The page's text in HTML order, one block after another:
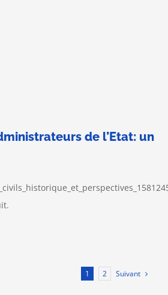
de l’Etat: un
1 2 Suivant